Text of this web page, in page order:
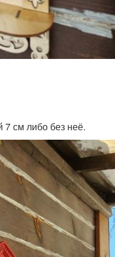
см либо без неё.